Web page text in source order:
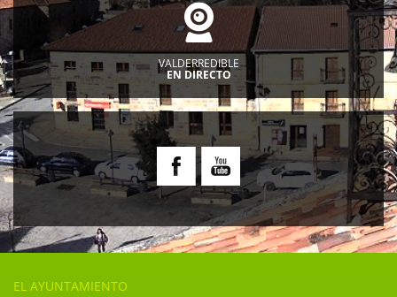
VALDERREDIBLE
EN DIRECTO
EL AYUNTAMIENTO